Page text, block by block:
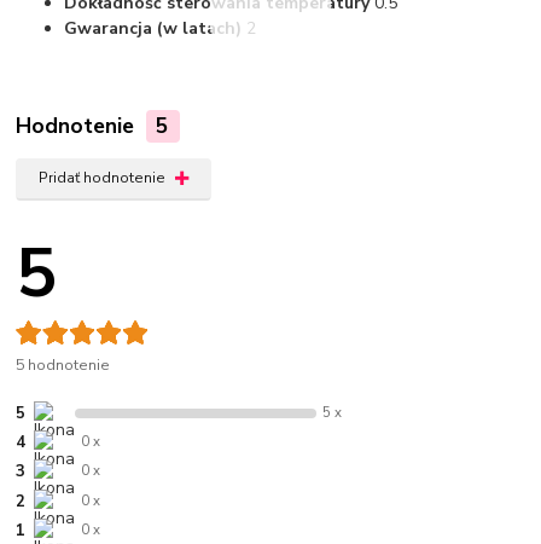
Gwarancja (w latach) 2
Hodnotenie 5
Pridať hodnotenie
5
5 hodnotenie
5 5 x
4 0 x
3 0 x
2 0 x
1 0 x